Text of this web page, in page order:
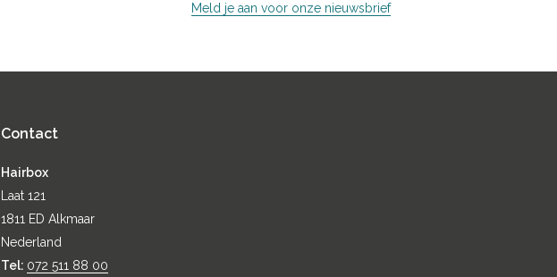
Meld je aan voor onze nieuwsbrief
Contact
Hairbox
Laat 121
1811 ED Alkmaar
Nederland
Tel: 072 511 88 00